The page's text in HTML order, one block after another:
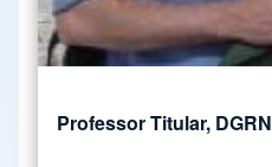
Professor Titular, DGRN